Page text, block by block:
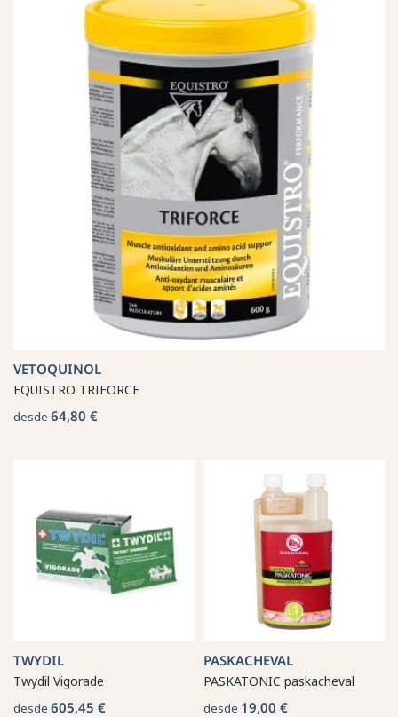
VETOQUINOL
EQUISTRO TRIFORCE
desde 64,80 €
TWYDIL
Twydil Vigorade
desde 605,45 €
PASKACHEVAL
PASKATONIC paskacheval
desde 19,00 €